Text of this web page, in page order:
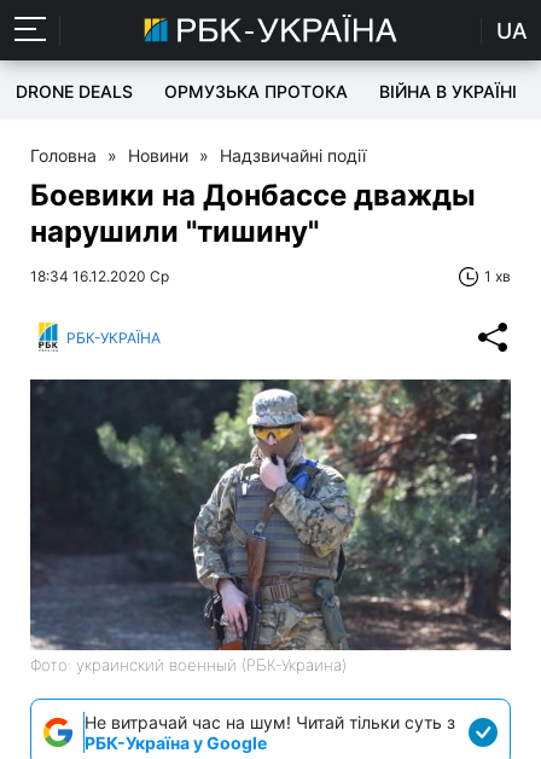
UA
DRONE DEALS ОРМУЗЬКА ПРОТОКА ВІЙНА В УКРАЇНІ
Головна » Новини » Надзвичайні події
Боевики на Донбассе дважды
нарушили "тишину"
18:34 16.12.2020 Ср 1 хв
РБК-УКРАЇНА
Фото: украинский военный (РБК-Украина)
Не витрачай час на шум! Читай тільки суть з
РБК-Україна у Google